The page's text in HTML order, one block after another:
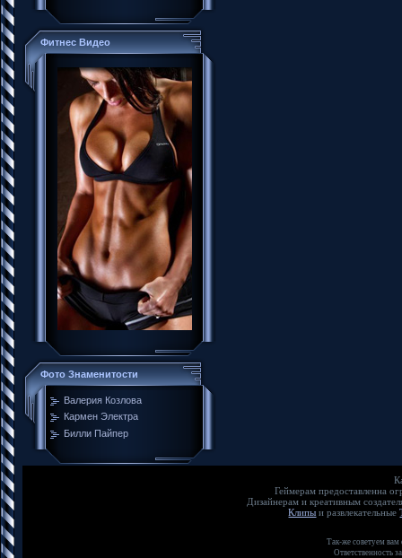
Фитнес Видео
Фото Знаменитости
Валерия Козлова
Кармен Электра
Билли Пайпер
Геймерам предоставленна
Дизайнерам и креативным
Клипы и развлекательные
Так-же советуем
Ответственность